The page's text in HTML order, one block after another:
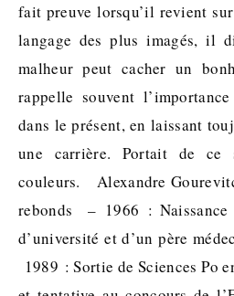
fait preuve lorsqu’il revient
langage des plus imagés, il
malheur peut cacher un
rappelle souvent
dans le présent, en laissant
une carrière. Portait de ce
couleurs. Alexandre
rebonds – 1966 : Naissance
d’université et d’un père
1989 : Sortie de Sciences Po